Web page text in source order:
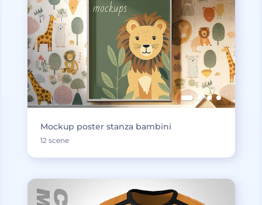
Mockup poster stanza bambini
12 scene